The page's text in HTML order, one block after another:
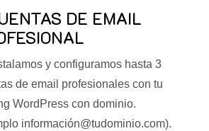
DE EMAIL
y configuramos hasta 3
de email profesionales con tu
WordPress con dominio.
información@tudominio.com).